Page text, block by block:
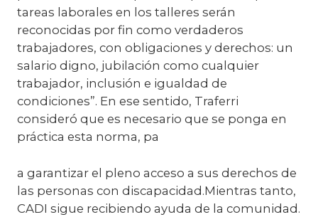
tareas laborales en los talleres serán
reconocidas por fin como verdaderos
trabajadores, con obligaciones y derechos: un
salario digno, jubilación como cualquier
trabajador, inclusión e igualdad de
condiciones”. En ese sentido, Traferri
consideró que es necesario que se ponga en
práctica esta norma, pa
a garantizar el pleno acceso a sus derechos de
las personas con discapacidad.Mientras tanto,
CADI sigue recibiendo ayuda de la comunidad.